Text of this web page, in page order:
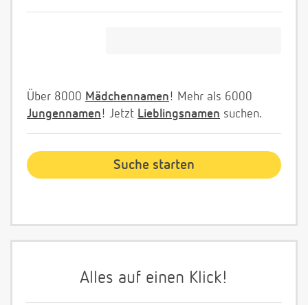
Über 8000 Mädchennamen! Mehr als 6000
Jungennamen! Jetzt Lieblingsnamen suchen.
Alles auf einen Klick!